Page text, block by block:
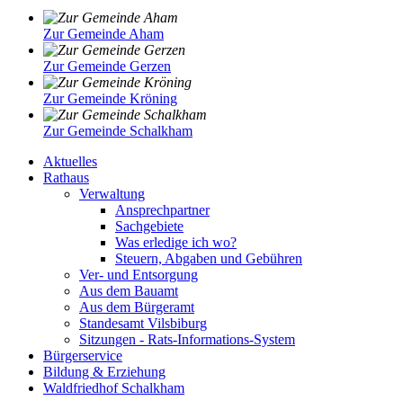
Zur Gemeinde Aham
Zur Gemeinde Gerzen
Zur Gemeinde Kröning
Zur Gemeinde Schalkham
Aktuelles
Rathaus
Verwaltung
Ansprechpartner
Sachgebiete
Was erledige ich wo?
Steuern, Abgaben und Gebühren
Ver- und Entsorgung
Aus dem Bauamt
Aus dem Bürgeramt
Standesamt Vilsbiburg
Sitzungen - Rats-Informations-System
Bürgerservice
Bildung & Erziehung
Waldfriedhof Schalkham